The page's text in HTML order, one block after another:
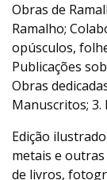
Obras de
Ramalho;
opúsculos,
Publicações
Obras
Manuscritos; 3.
Edição
metais e
de livros,